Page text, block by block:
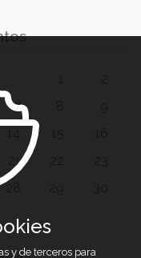
7
21
28
y de terceros para